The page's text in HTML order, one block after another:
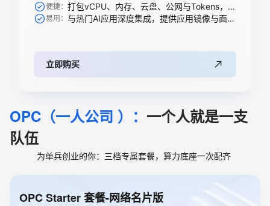
便捷： 打包vCPU、内存、云盘、公网与Tokens，一步到位
易用： 与热门AI应用深度集成，提供应用镜像与面板，开箱即用
立即购买
OPC（一人公司 ）： 一个人就是一支
队伍
为单兵创业的你：三档专属套餐，算力底座一次配齐
OPC Starter 套餐-网络名片版